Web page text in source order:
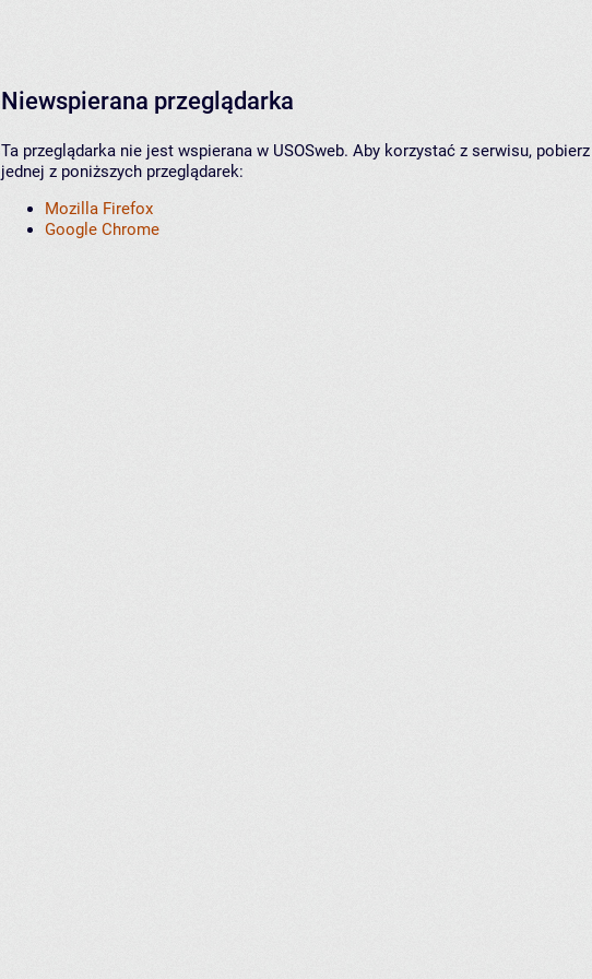
Niewspierana przeglądarka
Ta przeglądarka nie jest wspierana w USOSweb. Aby korzystać z serwisu,
jednej z poniższych przeglądarek:
Mozilla Firefox
Google Chrome